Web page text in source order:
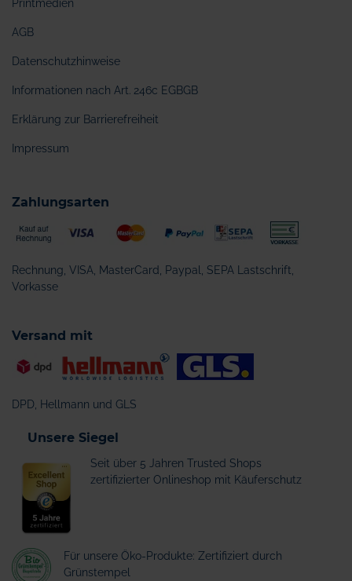
Printmedien
AGB
Datenschutzhinweise
Informationen nach Art. 246c EGBGB
Erklärung zur Barrierefreiheit
Impressum
Zahlungsarten
Rechnung, VISA, MasterCard, Paypal, SEPA Lastschrift,
Vorkasse
Versand mit
DPD, Hellmann und GLS
Unsere Siegel
Seit über 5 Jahren Trusted Shops
zertifizierter Onlineshop mit Käuferschutz
Für unsere Öko-Produkte: Zertifiziert durch
Grünstempel